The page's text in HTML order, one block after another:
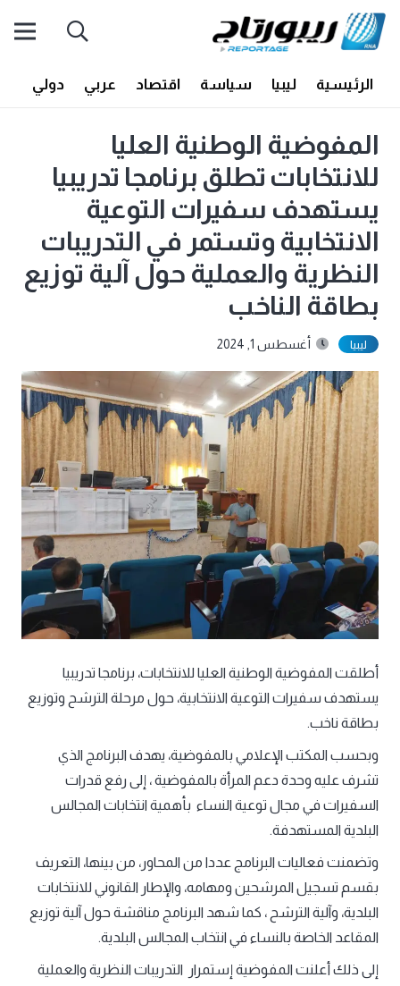
الرئيسية ليبيا سياسة اقتصاد عربي دولي
المفوضية الوطنية العليا
للانتخابات تطلق برنامجا تدريبيا
يستهدف سفيرات التوعية
الانتخابية وتستمر في التدريبات
النظرية والعملية حول آلية توزيع
بطاقة الناخب
ليبيا أغسطس 1, 2024
أطلقت المفوضية الوطنية العليا للانتخابات، برنامجا تدريبيا
يستهدف سفيرات التوعية الانتخابية، حول مرحلة الترشح وتوزيع
بطاقة ناخب.
وبحسب المكتب الإعلامي بالمفوضية، يهدف البرنامج الذي
تشرف عليه وحدة دعم المرأة بالمفوضية ، إلى رفع قدرات
السفيرات في مجال توعية النساء بأهمية انتخابات المجالس
البلدية المستهدفة.
وتضمنت فعاليات البرنامج عددا من المحاور، من بينها، التعريف
بقسم تسجيل المرشحين ومهامه، والإطار القانوني للانتخابات
البلدية، وآلية الترشح ، كما شهد البرنامج مناقشة حول آلية توزيع
المقاعد الخاصة بالنساء في انتخاب المجالس البلدية.
إلى ذلك أعلنت المفوضية إستمرار التدريبات النظرية والعملية